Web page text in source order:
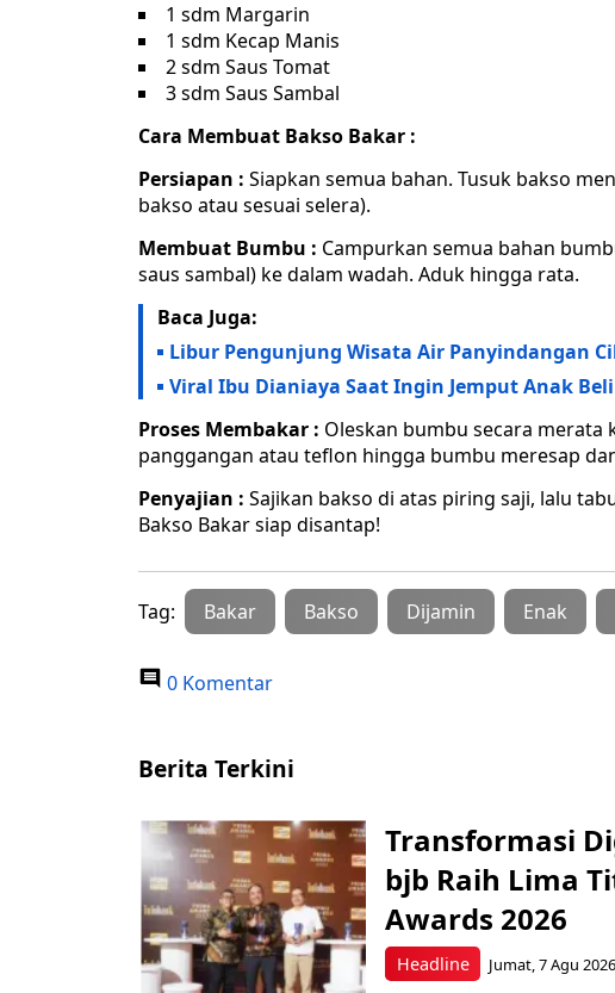
1 sdm Margarin
1 sdm Kecap Manis
2 sdm Saus Tomat
3 sdm Saus Sambal
Cara Membuat Bakso Bakar :
Persiapan : Siapkan semua bahan. Tusuk bakso
bakso atau sesuai selera).
Membuat Bumbu : Campurkan semua bahan
saus sambal) ke dalam wadah. Aduk hingga rata.
Baca Juga:
Libur Pengunjung Wisata Air Panyindangan
Viral Ibu Dianiaya Saat Ingin Jemput Anak
Proses Membakar : Oleskan bumbu secara merata
panggangan atau teflon hingga bumbu meresap
Penyajian : Sajikan bakso di atas piring saji, lalu
Bakso Bakar siap disantap!
Tag: Bakar Bakso Dijamin Enak
0 Komentar
Berita Terkini
Headline
Transformasi
bjb Raih Lima
Awards 2026
Jumat, 7 Agu